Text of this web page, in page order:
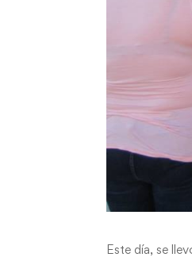
Este día, se